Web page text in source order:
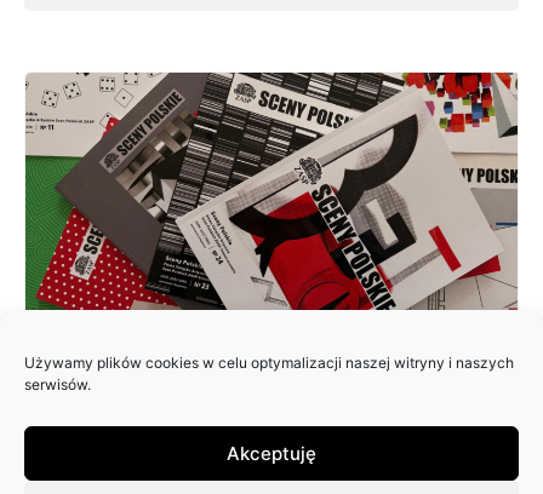
Używamy plików cookies w celu optymalizacji naszej witryny i naszych
serwisów.
Akceptuję
ZAPRASZAMY DO NADSYŁANIA
PISMA: SCENY POLSKIE